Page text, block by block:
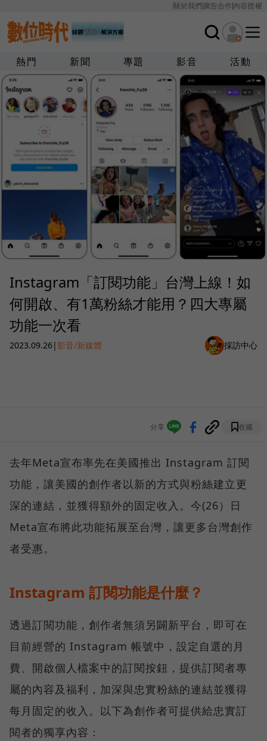
關於我們廣告合作內容授權
熱門 新聞 專題 影音 活動
Instagram「訂閱功能」台灣上線！如
何開啟、有1萬粉絲才能用？四大專屬
功能一次看
2023.09.26| 影音/新媒體 採訪中心
分享 收藏
去年Meta宣布率先在美國推出 Instagram 訂閱
功能，讓美國的創作者以新的方式與粉絲建立更
深的連結，並獲得額外的固定收入。今(26）日
Meta宣布將此功能拓展至台灣，讓更多台灣創作
者受惠。
Instagram 訂閱功能是什麼？
透過訂閱功能，創作者無須另闢新平台，即可在
目前經營的 Instagram 帳號中，設定自選的月
費、開啟個人檔案中的訂閱按鈕，提供訂閱者專
屬的內容及福利，加深與忠實粉絲的連結並獲得
每月固定的收入。以下為創作者可提供給忠實訂
閱者的獨享內容：